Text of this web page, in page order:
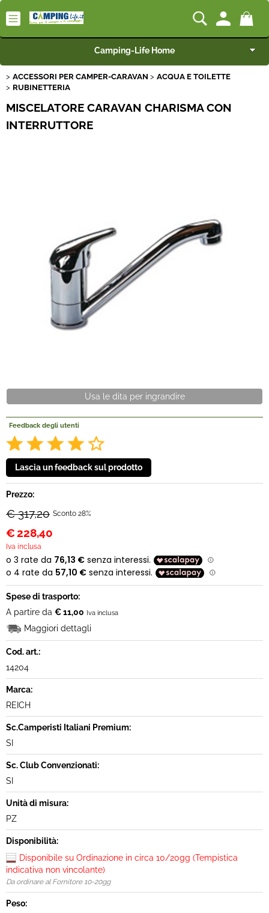
Camping-Life Home
Articoli per Camper e Caravan
Articoli per Furgonati e Van
Rimorchi
Nautica
Offerte Del mese
La nostra Officina
Veicoli Pronta consegna
ACCESSORI PER CAMPER-CARAVAN
ACQUA E TOILETTE
RUBINETTERIA
MISCELATORE CARAVAN CHARISMA CON
INTERRUTTORE
Usa le dita per ingrandire
Feedback degli utenti
Prezzo:
€ 317,20 Sconto 28%
€228,40
Iva inclusa
Spese di trasporto:
A partire da € 11,00 Iva inclusa
Maggiori dettagli
Cod. art.:
14204
Marca:
REICH
Sc.Camperisti Italiani Premium:
SI
Sc. Club Convenzionati:
SI
Unità di misura:
PZ
Disponibilità:
Disponibile su Ordinazione in circa 10/20gg (Tempistica
indicativa non vincolante)
Da ordinare al Fornitore 10-20gg
Peso: